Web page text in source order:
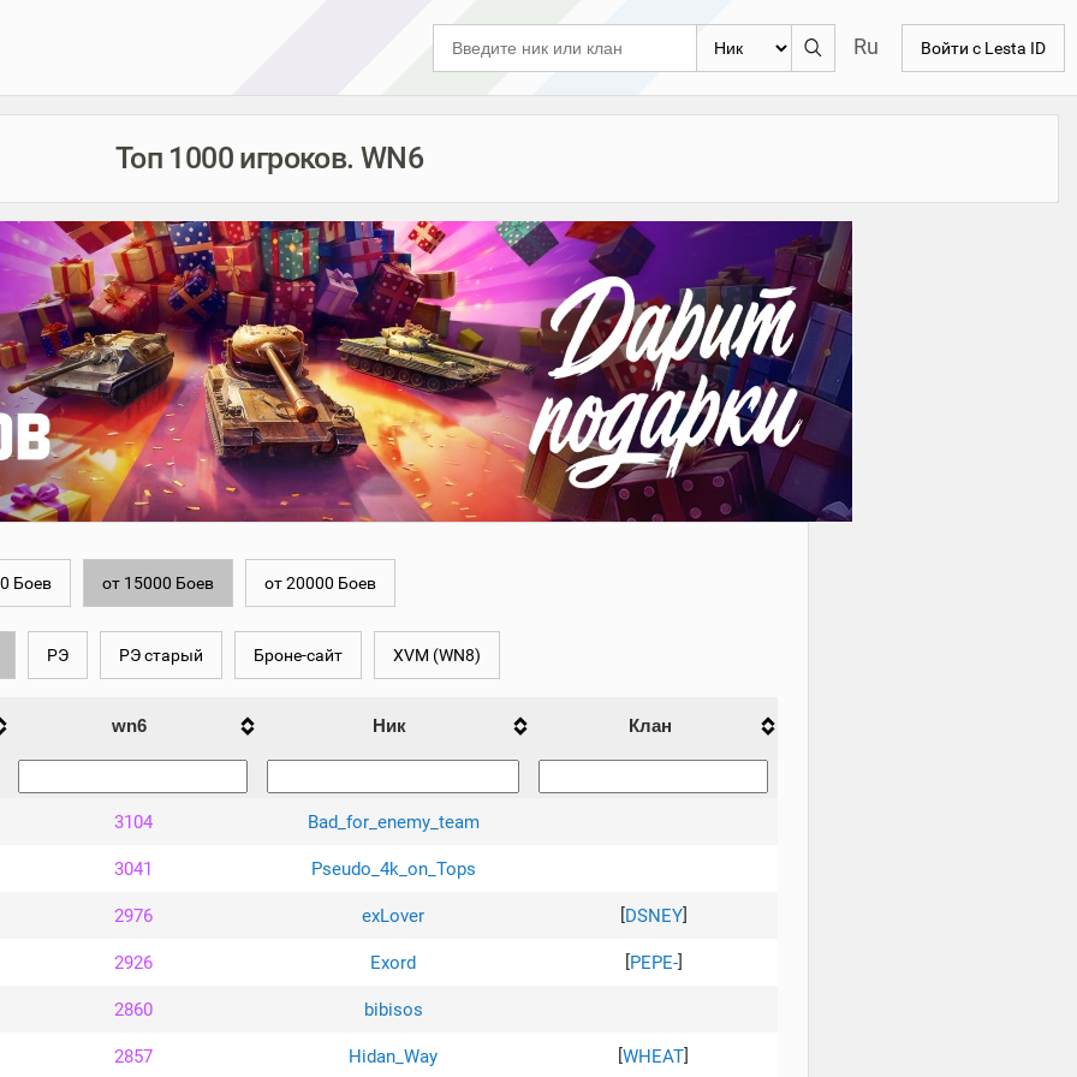
Ru Войти с Lesta ID
Топ 1000 игроков. WN6
Боев от 15000 Боев от 20000 Боев
РЭ РЭ старый Броне-сайт XVM (WN8)
wn6 Ник Клан
3104 Bad_for_enemy_team
3041 Pseudo_4k_on_Tops
2976 exLover [DSNEY]
2926 Exord [PEPE-]
2860 bibisos
2857 Hidan_Way [WHEAT]